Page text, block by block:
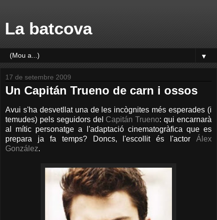
La batcova
▼
17 de setembre 2009
Un Capitán Trueno de carn i ossos
Avui s'ha desvetllat una de les incògnites més esperades (i
temudes) pels seguidors del Capitán Trueno: qui encarnarà
al mític personatge a l'adaptació cinematogràfica que es
prepara ja fa temps? Doncs, l'escollit és l'actor Álex
González.